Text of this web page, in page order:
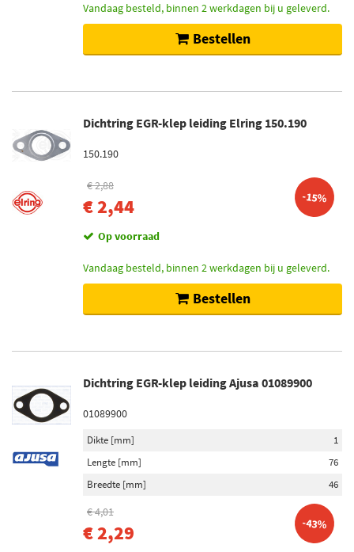
Dichtring EGR-klep leiding (28)
Klep luchtbesturing-binnenkomende lucht (12)
Werkwijze
Electrisch (26)
Electrisch-pneumatisch (1)
Magneetklep (6)
Ventilatieklep (4)
Toon meer
Niet op voorraad (669)
Op voorraad (460)
Vandaag besteld, binnen 2 werkdagen bij u geleverd.
Bestellen
Dichtring EGR-klep leiding Elring 150.190
150.190
€ 2,88
€ 2,44 -15%
Op voorraad
Vandaag besteld, binnen 2 werkdagen bij u geleverd.
Bestellen
Dichtring EGR-klep leiding Ajusa 01089900
01089900
Dikte [mm]
1
Lengte [mm]
76
Breedte [mm]
46
€ 4,01
€ 2,29 -43%